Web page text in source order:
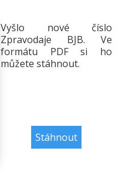
Stáhnout
Vyšlo nové číslo
Zpravodaje BJB. Ve
formátu PDF si ho
můžete stáhnout.